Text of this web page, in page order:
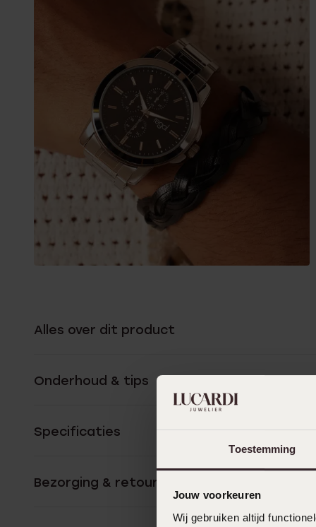
Toestemming
Jouw voorkeuren
Wij gebruiken altijd
Alles over dit product
Onderhoud & tips
Specificaties
Bezorging & retourneren